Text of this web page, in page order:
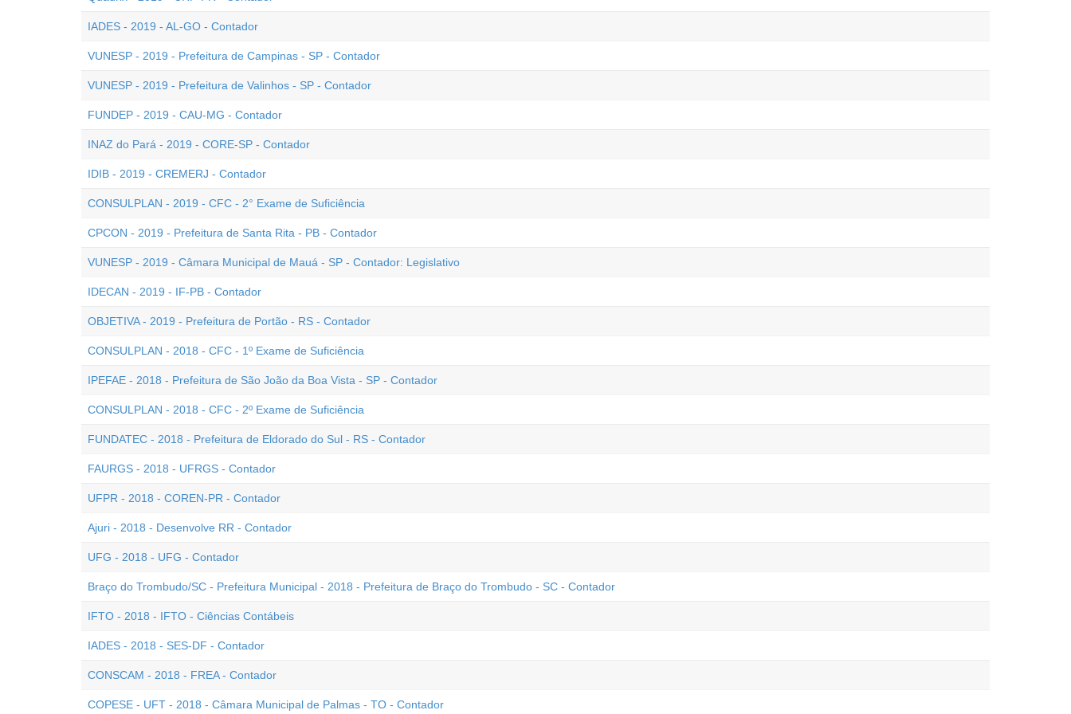
IADES - 2019 - AL-GO - Contador
VUNESP - 2019 - Prefeitura de Campinas - SP - Contador
VUNESP - 2019 - Prefeitura de Valinhos - SP - Contador
FUNDEP - 2019 - CAU-MG - Contador
INAZ do Pará - 2019 - CORE-SP - Contador
IDIB - 2019 - CREMERJ - Contador
CONSULPLAN - 2019 - CFC - 2° Exame de Suficiência
CPCON - 2019 - Prefeitura de Santa Rita - PB - Contador
VUNESP - 2019 - Câmara Municipal de Mauá - SP - Contador: Legislativo
IDECAN - 2019 - IF-PB - Contador
OBJETIVA - 2019 - Prefeitura de Portão - RS - Contador
CONSULPLAN - 2018 - CFC - 1º Exame de Suficiência
IPEFAE - 2018 - Prefeitura de São João da Boa Vista - SP - Contador
CONSULPLAN - 2018 - CFC - 2º Exame de Suficiência
FUNDATEC - 2018 - Prefeitura de Eldorado do Sul - RS - Contador
FAURGS - 2018 - UFRGS - Contador
UFPR - 2018 - COREN-PR - Contador
Ajuri - 2018 - Desenvolve RR - Contador
UFG - 2018 - UFG - Contador
Braço do Trombudo/SC - Prefeitura Municipal - 2018 - Prefeitura de Braço do Trombudo - SC - Contador
IFTO - 2018 - IFTO - Ciências Contábeis
IADES - 2018 - SES-DF - Contador
CONSCAM - 2018 - FREA - Contador
COPESE - UFT - 2018 - Câmara Municipal de Palmas - TO - Contador